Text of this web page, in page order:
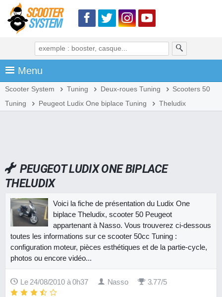
Menu
Scooter System Tuning Deux-roues Tuning
Scooters 50
Tuning
Peugeot Ludix One biplace Tuning Theludix
PEUGEOT LUDIX ONE BIPLACE
THELUDIX
Voici la fiche de présentation du Ludix One
biplace Theludix, scooter 50 Peugeot
appartenant à Nasso. Vous trouverez ci-dessous
toutes les informations sur ce scooter 50cc Tuning :
configuration moteur, pièces esthétiques et de la partie-cycle,
photos ou encore vidéo...
Le 24/08/2010 à 0h37 Nasso 3.77/5